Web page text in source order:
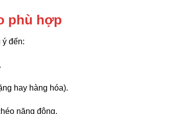
phù hợp
ý đến:
hay hàng hóa).
năng động.